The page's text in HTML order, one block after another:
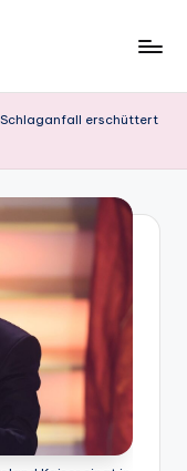
Schlaganfall erschüttert